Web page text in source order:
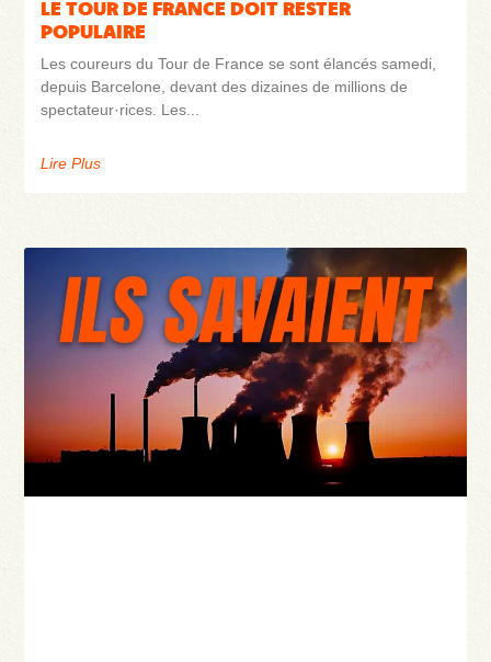
LE TOUR DE FRANCE DOIT RESTER
POPULAIRE
Les coureurs du Tour de France se sont élancés samedi,
depuis Barcelone, devant des dizaines de millions de
spectateur·rices. Les
Lire Plus